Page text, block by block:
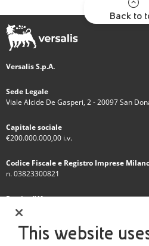
Back to
Versalis S.p.A.
Sede Legale
Viale Alcide De Gasperi, 2 - 20097 San
Capitale sociale
€200.000.000,00 i.v.
Codice Fiscale e Registro Imprese
n. 03823300821
Partita IVA
IT 01768800748 - R.E.A. Milano n.1351279
Società soggetta all'attività di direzione e
This website